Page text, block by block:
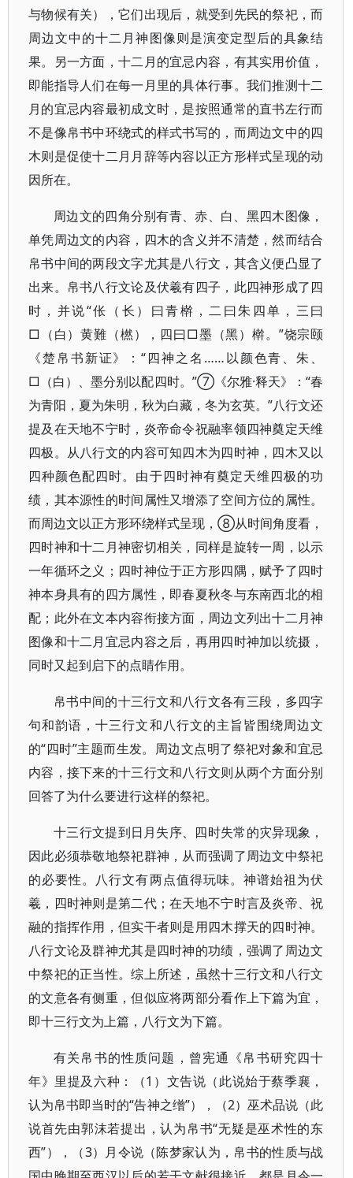
与物候有关），它们出现后，就受到先民的祭祀，而
周边文中的十二月神图像则是演变定型后的具象结
果。另一方面，十二月的宜忌内容，有其实用价值，
即能指导人们在每一月里的具体行事。我们推测十二
月的宜忌内容最初成文时，是按照通常的直书左行而
不是像帛书中环绕式的样式书写的，而周边文中的四
木则是促使十二月月辞等内容以正方形样式呈现的动
因所在。
周边文的四角分别有青、赤、白、黑四木图像，
单凭周边文的内容，四木的含义并不清楚，然而结合
帛书中间的两段文字尤其是八行文，其含义便凸显了
出来。帛书八行文论及伏羲有四子，此四神形成了四
时，并说“伥（长）曰青檊，二曰朱四单，三曰
□（白）黄難（橪），四曰□墨（黑）檊。”饶宗颐
《楚帛书新证》：“四神之名……以颜色青、朱、
□（白）、墨分别以配四时。”⑦《尔雅·释天》：“春
为青阳，夏为朱明，秋为白藏，冬为玄英。”八行文还
提及在天地不宁时，炎帝命令祝融率领四神奠定天维
四极。从八行文的内容可知四木为四时神，四木又以
四种颜色配四时。由于四时神有奠定天维四极的功
绩，其本源性的时间属性又增添了空间方位的属性。
而周边文以正方形环绕样式呈现，⑧从时间角度看，
四时神和十二月神密切相关，同样是旋转一周，以示
一年循环之义；四时神位于正方形四隅，赋予了四时
神本身具有的四方属性，即春夏秋冬与东南西北的相
配；此外在文本内容衔接方面，周边文列出十二月神
图像和十二月宜忌内容之后，再用四时神加以统摄，
同时又起到启下的点睛作用。
帛书中间的十三行文和八行文各有三段，多四字
句和韵语，十三行文和八行文的主旨皆围绕周边文
的“四时”主题而生发。周边文点明了祭祀对象和宜忌
内容，接下来的十三行文和八行文则从两个方面分别
回答了为什么要进行这样的祭祀。
十三行文提到日月失序、四时失常的灾异现象，
因此必须恭敬地祭祀群神，从而强调了周边文中祭祀
的必要性。八行文有两点值得玩味。神谱始祖为伏
羲，四时神则是第二代；在天地不宁时言及炎帝、祝
融的指挥作用，但实干者则是用四木撑天的四时神。
八行文论及群神尤其是四时神的功绩，强调了周边文
中祭祀的正当性。综上所述，虽然十三行文和八行文
的文意各有侧重，但似应将两部分看作上下篇为宜，
即十三行文为上篇，八行文为下篇。
有关帛书的性质问题，曾宪通《帛书研究四十
年》里提及六种：（1）文告说（此说始于蔡季襄，
认为帛书即当时的“告神之缯”），（2）巫术品说（此
说首先由郭沫若提出，认为帛书“无疑是巫术性的东
西”），（3）月令说（陈梦家认为，帛书的性质与战